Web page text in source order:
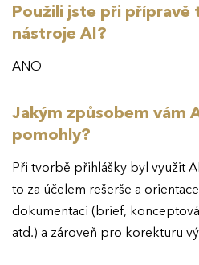
Použili jste při přípravě
nástroje AI?
ANO
Jakým způsobem vám
pomohly?
Při tvorbě přihlášky byl využit
to za účelem rešerše a
dokumentaci (brief,
atd.) a zároveň pro korekturu